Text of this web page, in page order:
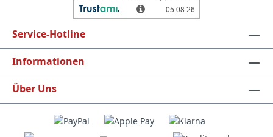
Service-Hotline
Informationen
Über Uns